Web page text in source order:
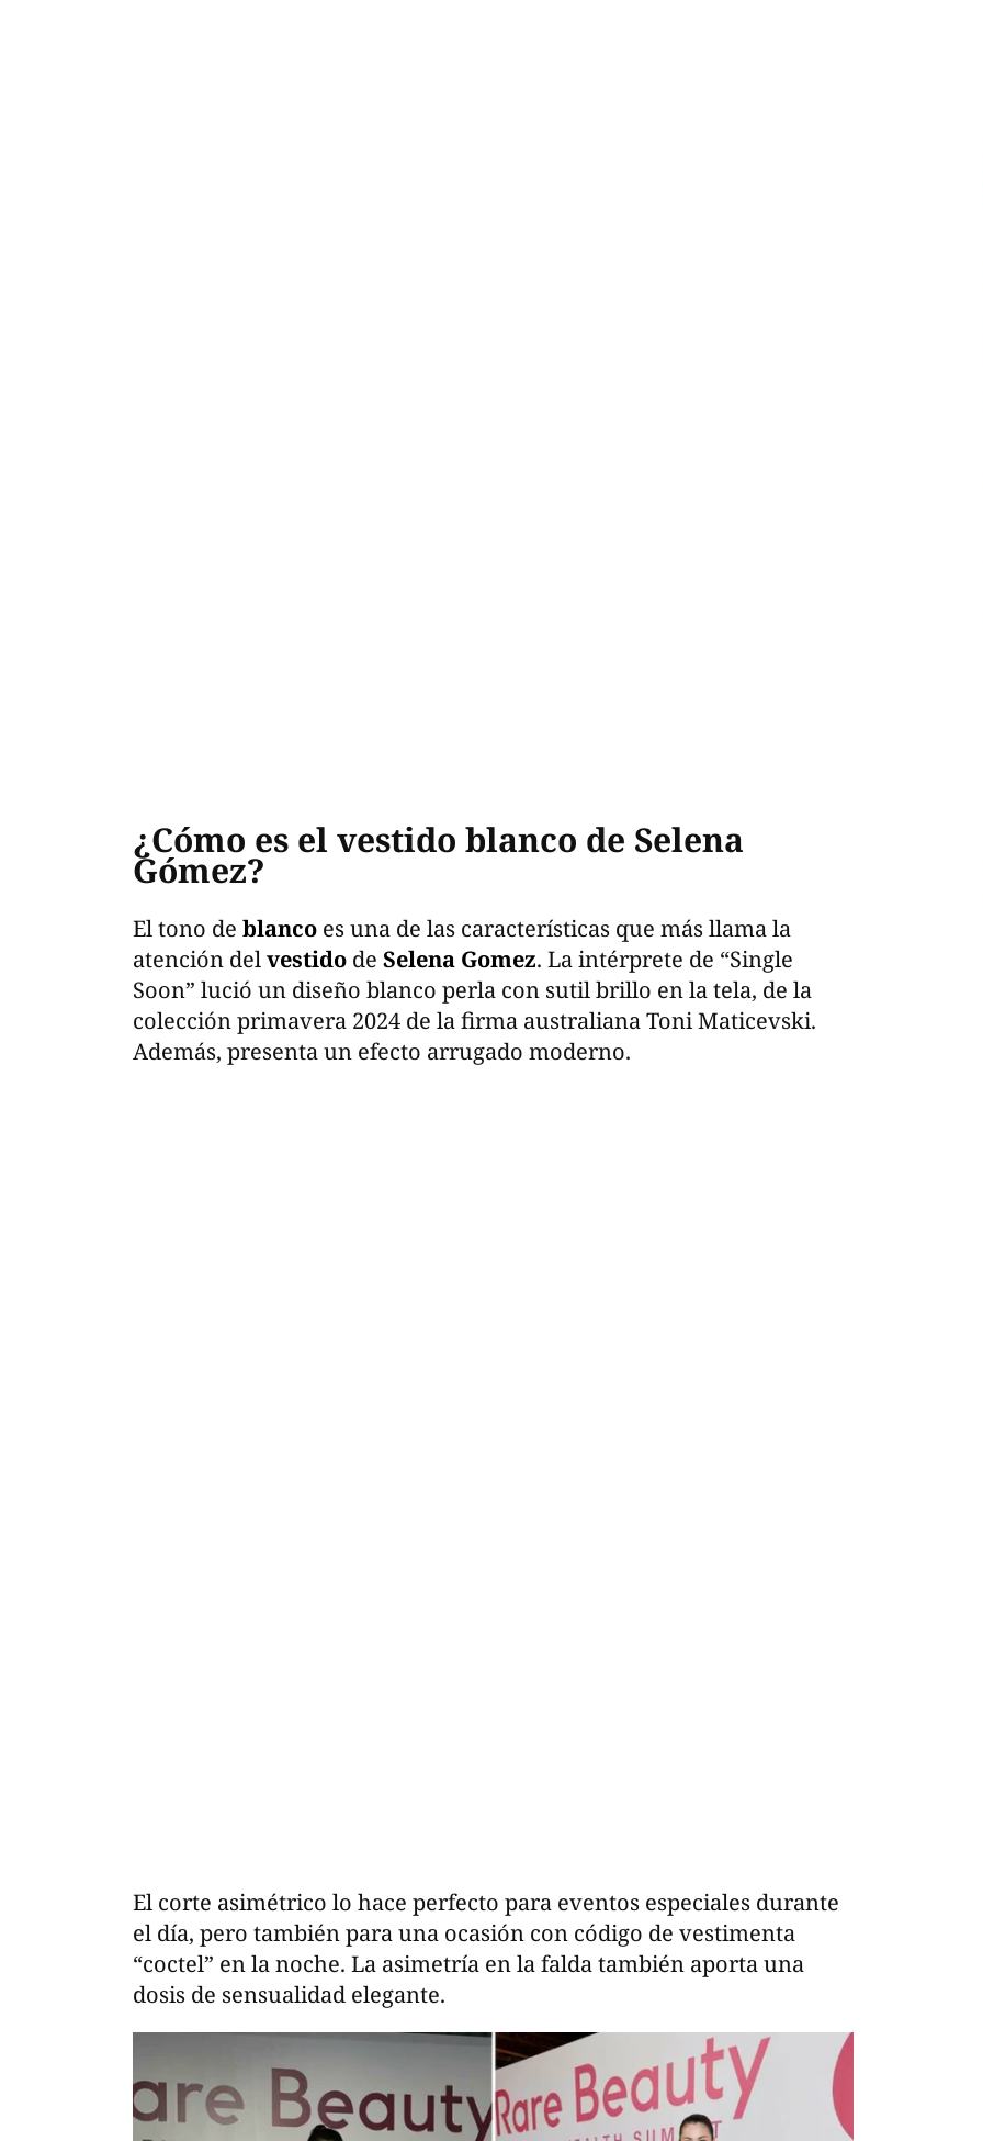
Gómez?
El tono deblancoes una de las características que más llama la
atención delvestido deSelena Gomez. La intérprete de “Single
Soon” lució un diseño blanco perla con sutil brillo en la tela, de la
El corte asimétrico lo hace perfecto para eventos especiales durante
el día, pero también para una ocasión con código de vestimenta
“coctel” en la noche. La asimetría en la falda también aporta una
dosis de sensualidad elegante.